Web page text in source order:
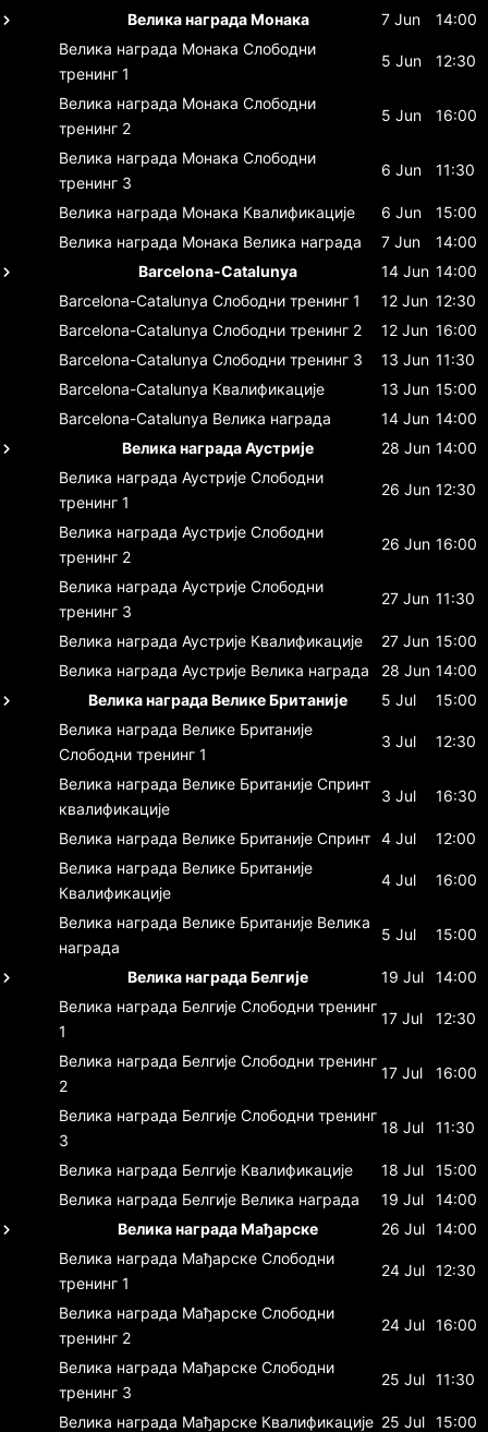
Велика награда Монака 7 Jun
14:00
Велика награда Монака Слободни
тренинг 1
5 Jun 12:30
Велика награда Монака Слободни
тренинг 2
5 Jun 16:00
Велика награда Монака Слободни
тренинг 3
6 Jun 11:30
Велика награда Монака Квалификације 6 Jun
15:00
Велика награда Монака Велика награда 7 Jun
14:00
Barcelona-Catalunya
14 Jun 14:00
Barcelona-Catalunya Слободни тренинг 1 12 Jun 12:30
Barcelona-Catalunya Слободни тренинг 2 12 Jun 16:00
Barcelona-Catalunya Слободни тренинг 3 13 Jun 11:30
Barcelona-Catalunya Квалификације 13 Jun 15:00
Barcelona-Catalunya Велика награда 14 Jun 14:00
Велика награда Аустрије
28 Jun 14:00
Велика награда Аустрије Слободни
тренинг 1
26 Jun 12:30
Велика награда Аустрије Слободни
тренинг 2
26 Jun 16:00
Велика награда Аустрије Слободни
тренинг 3
27 Jun 11:30
Велика награда Аустрије Квалификације 27 Jun 15:00
Велика награда Аустрије Велика награда 28 Jun 14:00
Велика награда Велике Британије
5 Jul
15:00
Велика награда Велике Британије
Слободни тренинг 1
3 Jul 12:30
Велика награда Велике Британије Спринт
квалификације
3 Jul 16:30
Велика награда Велике Британије Спринт 4 Jul
12:00
Велика награда Велике Британије
Квалификације
4 Jul 16:00
Велика награда Велике Британије Велика
награда
5 Jul 15:00
Велика награда Белгије 19 Jul
14:00
Велика награда Белгије Слободни тренинг
1
17 Jul 12:30
Велика награда Белгије Слободни тренинг
2
17 Jul 16:00
Велика награда Белгије Слободни тренинг
3
18 Jul 11:30
Велика награда Белгије Квалификације 18 Jul
15:00
Велика награда Белгије Велика награда 19 Jul
14:00
Велика награда Мађарске
26 Jul 14:00
Велика награда Мађарске Слободни
тренинг 1
24 Jul 12:30
Велика награда Мађарске Слободни
тренинг 2
24 Jul 16:00
Велика награда Мађарске Слободни
тренинг 3
25 Jul 11:30
Велика награда Мађарске Квалификације 25 Jul 15:00